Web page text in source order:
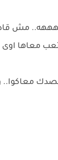
مش
معاها اوى
معاكوا..